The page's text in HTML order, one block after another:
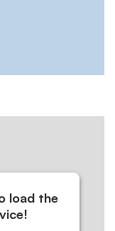
load the